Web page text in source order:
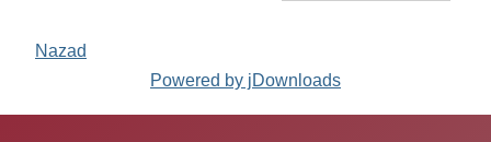
Nazad
Powered by jDownloads